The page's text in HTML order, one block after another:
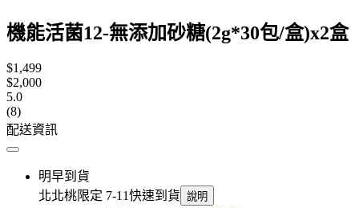
機能活菌12-無添加砂糖(2g*30包/盒)x2盒
$1,499
$2,000
5.0
(8)
配送資訊
明早到貨
北北桃限定 7-11快速到貨 說明